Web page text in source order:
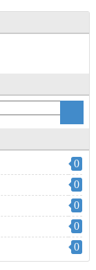
0
0
0
0
0